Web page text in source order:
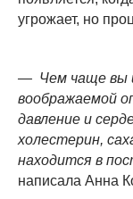
угрожает, но
— Чем чаще вы
воображаемой
давление и
холестерин,
находится в
написала Анна